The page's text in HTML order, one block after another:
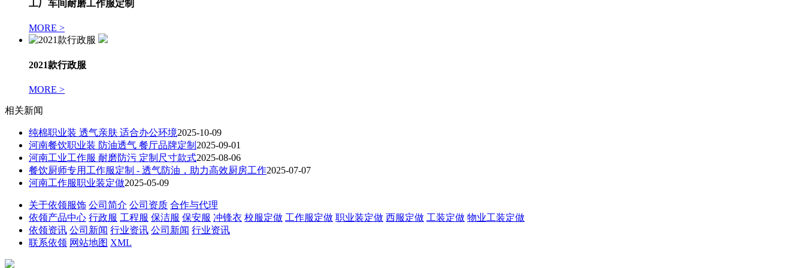
工厂车间耐磨工作服定制
MORE >
2021款行政服
MORE >
相关新闻
纯棉职业装 透气亲肤 适合办公环境2025-10-09
河南餐饮职业装 防油透气 餐厅品牌定制 2025-09-01
河南工业工作服 耐磨防污 定制尺寸款式2025-08-06
餐饮厨师专用工作服定制 - 透气防油，助力高效厨房工作2025-07-07
河南工作服职业装定做2025-05-09
关于依领服饰 公司简介 公司资质 合作与代理
依领产品中心 行政服 工程服 保洁服 保安服 冲锋衣 校服定做 工作服定做 职业装定做 西服定做 工装定做 物业工装定做
依领资讯 公司新闻 行业资讯 公司新闻 行业资讯
联系依领 网站地图 XML